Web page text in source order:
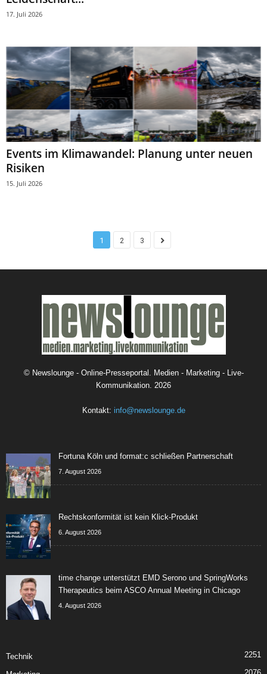
17. Juli 2026
Events im Klimawandel: Planung unter neuen
Risiken
15. Juli 2026
1 2 3
© Newslounge - Online-Presseportal. Medien - Marketing - Live-
Kommunikation. 2026
Kontakt: info@newslounge.de
Fortuna Köln und format:c schließen Partnerschaft
7. August 2026
Rechtskonformität ist kein Klick-Produkt
6. August 2026
time change unterstützt EMD Serono und SpringWorks
Therapeutics beim ASCO Annual Meeting in Chicago
4. August 2026
Technik 2251